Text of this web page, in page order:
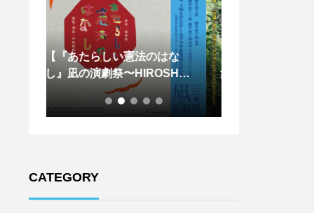
【天辺塔CAMP参加者募
集！！】
CATEGORY